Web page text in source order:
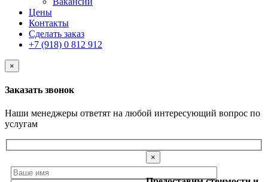
Цены
Контакты
Сделать заказ
+7 (918) 0 812 912
×
Заказать звонок
Наши менеджеры ответят на любой интересующий вопрос по
услугам
×